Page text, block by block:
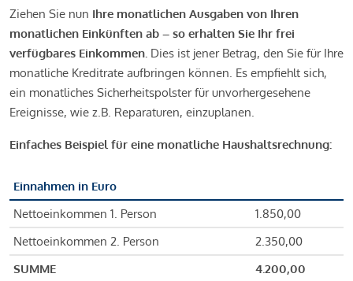
Ziehen Sie nun Ihre monatlichen Ausgaben von Ihren
monatlichen Einkünften ab – so erhalten Sie Ihr frei
verfügbares Einkommen. Dies ist jener Betrag, den Sie für Ihre
monatliche Kreditrate aufbringen können. Es empfiehlt sich,
ein monatliches Sicherheitspolster für unvorhergesehene
Ereignisse, wie z.B. Reparaturen, einzuplanen.
Einfaches Beispiel für eine monatliche Haushaltsrechnung:
Einnahmen in Euro
Nettoeinkommen 1. Person
1.850,00
Nettoeinkommen 2. Person
2.350,00
SUMME
4.200,00